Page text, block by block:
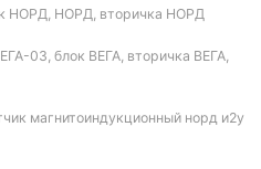
НОРД, НОРД, вторичка НОРД
03, блок ВЕГА, вторичка ВЕГА,
магнитоиндукционный норд и2у